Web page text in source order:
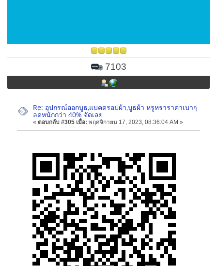
7103
Re: อุปกรณ์ออกบูธ,แบคดรอปผ้า,บูธผ้า หรูหราราคาเบาๆ
ลดหนักกว่า 40% จัดเลย
« ตอบกลับ #305 เมื่อ: พฤศจิกายน 17, 2023, 08:36:04 AM »